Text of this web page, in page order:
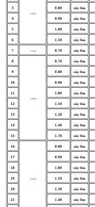
□ 10×20
3 0.80 cây 6m
4 0.90 cây 6m
5 1.00 cây 6m
6 1.10 cây 6m
7 □ 13×26 0.70 cây 6m
8
□ 20×40
0.70 cây 6m
9 0.80 cây 6m
10 0.90 cây 6m
11 1.00 cây 6m
12 1.10 cây 6m
13 1.20 cây 6m
14 1.40 cây 6m
15 1.70 cây 6m
16
□ 25×50
0.80 cây 6m
17 0.90 cây 6m
18 1.00 cây 6m
19 1.10 cây 6m
20 1.20 cây 6m
21 1.40 cây 6m